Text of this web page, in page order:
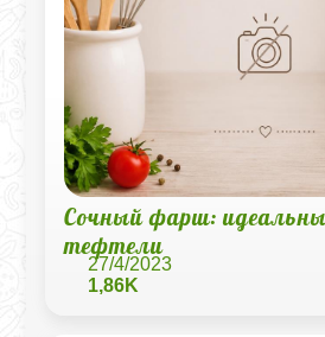
Сочный фарш:
тефтели
27/4/2023
1,86K